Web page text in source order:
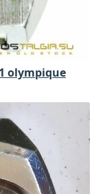
olympique